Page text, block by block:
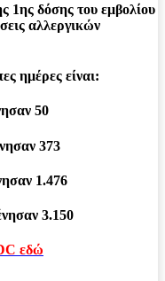
1ης δόσης του εμβολίου
αλλεργικών
ημέρες είναι:
50
373
1.476
3.150
εδώ